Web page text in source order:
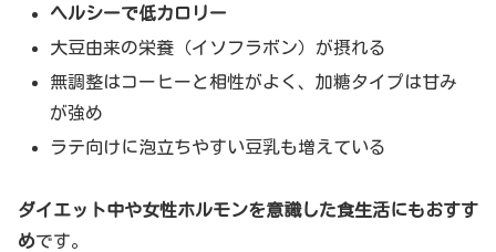
ヘルシーで低カロリー
大豆由来の栄養（イソフラボン）が摂れる
無調整はコーヒーと相性がよく、加糖タイプは甘み
が強め
ラテ向けに泡立ちやすい豆乳も増えている
ダイエット中や女性ホルモンを意識した食生活にもおすす
めです。